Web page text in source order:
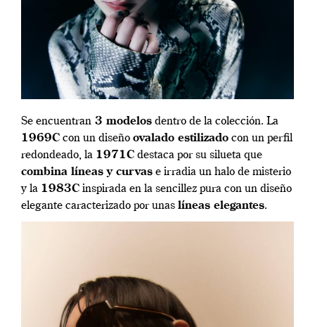
Se encuentran 3 modelos dentro de la colección. La
1969C con un diseño ovalado estilizado con un perfil
redondeado, la 1971C destaca por su silueta que
combina líneas y curvas e irradia un halo de misterio
y la 1983C inspirada en la sencillez pura con un diseño
elegante caracterizado por unas líneas elegantes.